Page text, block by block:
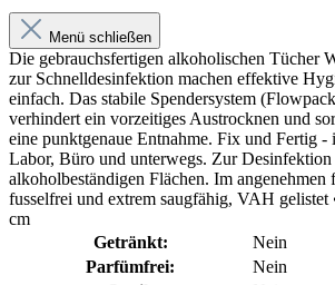
Menü schließen
Die gebrauchsfertigen alkoholischen Tücher
zur Schnelldesinfektion machen effektive
einfach. Das stabile Spendersystem
verhindert ein vorzeitiges Austrocknen und
eine punktgenaue Entnahme. Fix und Fertig -
Labor, Büro und unterwegs. Zur
alkoholbeständigen Flächen. Im angenehmen
fusselfrei und extrem saugfähig, VAH gelistet
cm
Getränkt:
Nein
Parfümfrei:
Nein